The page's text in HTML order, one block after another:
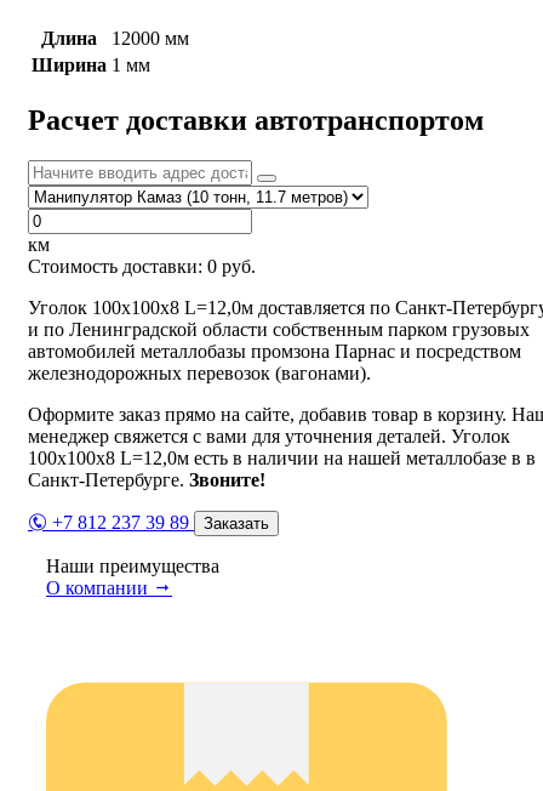
Длина
12000 мм
Ширина 1 мм
Расчет доставки автотранспортом
км
Стоимость доставки: 0 руб.
Уголок 100х100х8 L=12,0м доставляется по Санкт-
и по Ленинградской области собственным парком грузовых
автомобилей металлобазы промзона Парнас и посредством
железнодорожных перевозок (вагонами).
Оформите заказ прямо на сайте, добавив товар в корзину.
менеджер свяжется с вами для уточнения деталей. Уголок
100х100х8 L=12,0м есть в наличии на нашей металлобазе в в
Санкт-Петербурге. Звоните!
+7 812 237 39 89 Заказать
Наши преимущества
О компании